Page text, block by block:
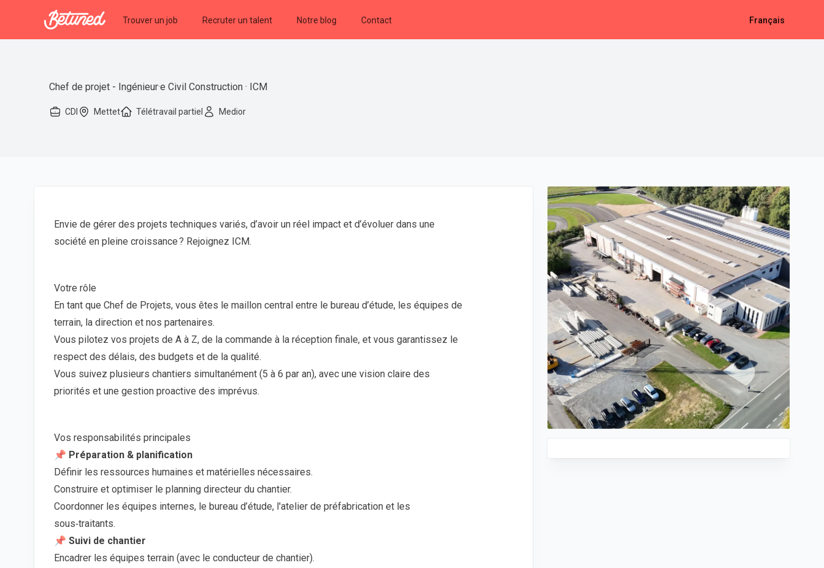
Betuned Trouver un job Recruter un talent Notre blog Contact Français
Chef de projet - Ingénieur·e Civil Construction · ICM
CDI Mettet Télétravail partiel Medior
Envie de gérer des projets techniques variés, d’avoir un réel impact et d’évoluer dans une
société en pleine croissance ? Rejoignez ICM.
Votre rôle
En tant que Chef de Projets, vous êtes le maillon central entre le bureau d’étude, les équipes de
terrain, la direction et nos partenaires.
Vous pilotez vos projets de A à Z, de la commande à la réception finale, et vous garantissez le
respect des délais, des budgets et de la qualité.
Vous suivez plusieurs chantiers simultanément (5 à 6 par an), avec une vision claire des
priorités et une gestion proactive des imprévus.
Vos responsabilités principales
📌 Préparation & planification
Définir les ressources humaines et matérielles nécessaires.
Construire et optimiser le planning directeur du chantier.
Coordonner les équipes internes, le bureau d’étude, l'atelier de préfabrication et les
sous‑traitants.
📌 Suivi de chantier
Encadrer les équipes terrain (avec le conducteur de chantier).